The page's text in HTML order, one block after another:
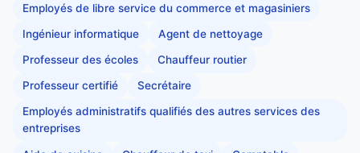
Employés de libre service du commerce et magasiniers
Ingénieur informatique Agent de nettoyage
Professeur des écoles Chauffeur routier
Professeur certifié Secrétaire
Employés administratifs qualifiés des autres services des
entreprises